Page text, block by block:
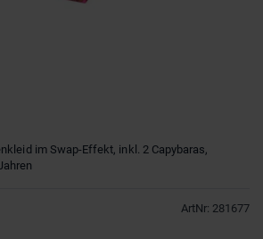
im Swap-Effekt, inkl. 2 Capybaras,
ArtNr: 281677